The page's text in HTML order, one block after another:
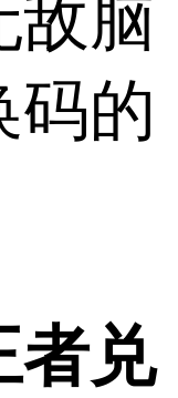
敌脑
码的
者兑